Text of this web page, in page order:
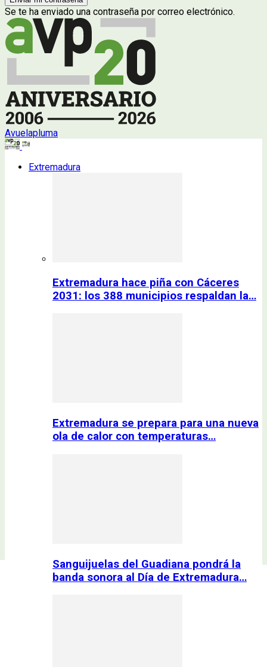
Se te ha enviado una contraseña por correo electrónico.
Avuelapluma
Extremadura
Extremadura hace piña con Cáceres
2031: los 388 municipios respaldan la…
Extremadura se prepara para una nueva
ola de calor con temperaturas…
Sanguijuelas del Guadiana pondrá la
banda sonora al Día de Extremadura…